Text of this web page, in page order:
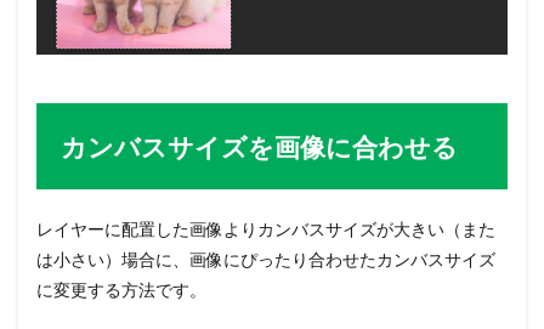
カンバスサイズを画像に合わせる
レイヤーに配置した画像よりカンバスサイズが大きい（また
は小さい）場合に、画像にぴったり合わせたカンバスサイズ
に変更する方法です。